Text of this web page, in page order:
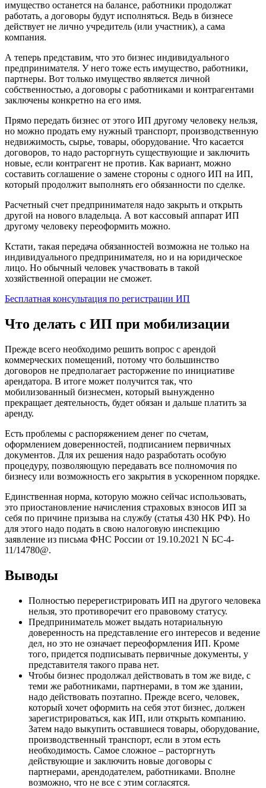
имущество останется на балансе, работники продолжат
работать, а договоры будут исполняться. Ведь в бизнесе
действует не лично учредитель (или участник), а сама
компания.
А теперь представим, что это бизнес индивидуального
предпринимателя. У него тоже есть имущество, работники,
партнеры. Вот только имущество является личной
собственностью, а договоры с работниками и контрагентами
заключены конкретно на его имя.
Прямо передать бизнес от этого ИП другому человеку нельзя,
но можно продать ему нужный транспорт, производственную
недвижимость, сырье, товары, оборудование. Что касается
договоров, то надо расторгнуть существующие и заключить
новые, если контрагент не против. Как вариант, можно
составить соглашение о замене стороны с одного ИП на ИП,
который продолжит выполнять его обязанности по сделке.
Расчетный счет предпринимателя надо закрыть и открыть
другой на нового владельца. А вот кассовый аппарат ИП
другому человеку переоформить можно.
Кстати, такая передача обязанностей возможна не только на
индивидуального предпринимателя, но и на юридическое
лицо. Но обычный человек участвовать в такой
хозяйственной операции не сможет.
Бесплатная консультация по регистрации ИП
Что делать с ИП при мобилизации
Прежде всего необходимо решить вопрос с арендой
коммерческих помещений, потому что большинство
договоров не предполагает расторжение по инициативе
арендатора. В итоге может получится так, что
мобилизованный бизнесмен, который вынужденно
прекращает деятельность, будет обязан и дальше платить за
аренду.
Есть проблемы с распоряжением денег по счетам,
оформлением доверенностей, подписанием первичных
документов. Для их решения надо разработать особую
процедуру, позволяющую передавать все полномочия по
бизнесу или возможность его закрытия в ускоренном порядке.
Единственная норма, которую можно сейчас использовать,
это приостановление начисления страховых взносов ИП за
себя по причине призыва на службу (статья 430 НК РФ). Но
для этого надо подать в свою налоговую инспекцию
заявление из письма ФНС России от 19.10.2021 N БС-4-
11/14780@.
Выводы
Полностью перерегистрировать ИП на другого человека
нельзя, это противоречит его правовому статусу.
Предприниматель может выдать нотариальную
доверенность на представление его интересов и ведение
дел, но это не означает переоформления ИП. Кроме
того, придется подписывать первичные документы, у
представителя такого права нет.
Чтобы бизнес продолжал действовать в том же виде, с
теми же работниками, партнерами, в том же здании,
надо действовать поэтапно. Прежде всего, человек,
который хочет оформить на себя этот бизнес, должен
зарегистрироваться, как ИП, или открыть компанию.
Затем надо выкупить оставшиеся товары, оборудование,
производственный транспорт, если в этом есть
необходимость. Самое сложное – расторгнуть
действующие и заключить новые договоры с
партнерами, арендодателем, работниками. Вполне
возможно, что не все с этим согласятся.